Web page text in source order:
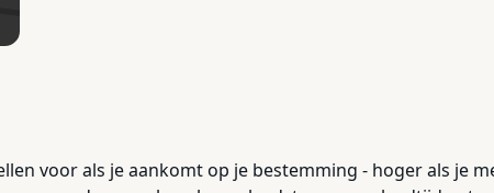
voor als je aankomt op je bestemming - hoger als je